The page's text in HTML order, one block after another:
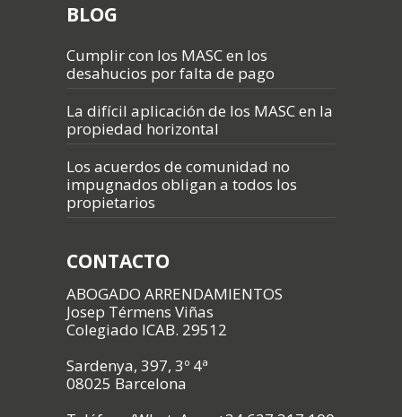
BLOG
Cumplir con los MASC en los
desahucios por falta de pago
La difícil aplicación de los MASC en la
propiedad horizontal
Los acuerdos de comunidad no
impugnados obligan a todos los
propietarios
CONTACTO
ABOGADO ARRENDAMIENTOS
Josep Térmens Viñas
Colegiado ICAB. 29512
Sardenya, 397, 3º 4ª
08025 Barcelona